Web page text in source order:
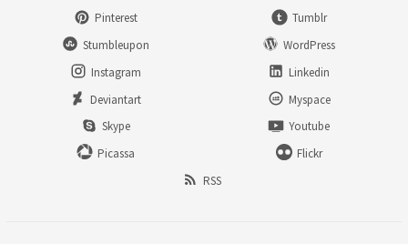
Pinterest
Tumblr
Stumbleupon
WordPress
Instagram
Linkedin
Deviantart
Myspace
Skype
Youtube
Picassa
Flickr
RSS